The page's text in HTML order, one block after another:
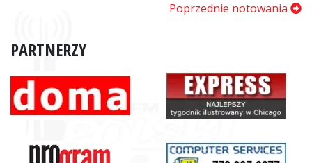
Poprzednie notowania
PARTNERZY